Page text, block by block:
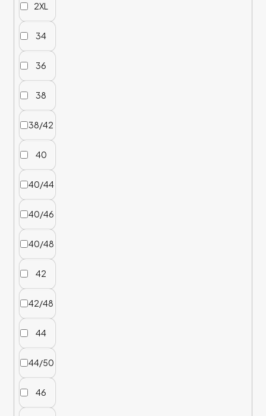
2XL
34
36
38
38/42
40
40/44
40/46
40/48
42
42/48
44
44/50
46